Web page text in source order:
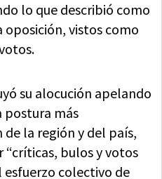
lo que describió como
oposición, vistos como
su alocución apelando
postura más
la región y del país,
bulos y votos
esfuerzo colectivo de